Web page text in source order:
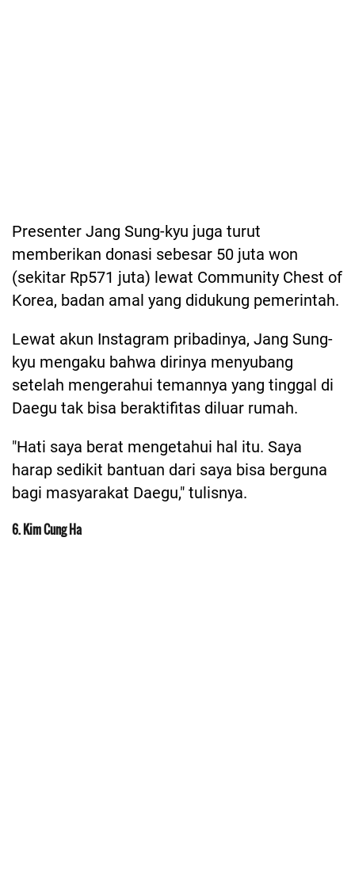
Presenter Jang Sung-kyu juga turut
memberikan donasi sebesar 50 juta won
(sekitar Rp571 juta) lewat Community Chest of
Korea, badan amal yang didukung pemerintah.
Lewat akun Instagram pribadinya, Jang Sung-
kyu mengaku bahwa dirinya menyubang
setelah mengerahui temannya yang tinggal di
Daegu tak bisa beraktifitas diluar rumah.
"Hati saya berat mengetahui hal itu. Saya
harap sedikit bantuan dari saya bisa berguna
bagi masyarakat Daegu," tulisnya.
6. Kim Cung Ha